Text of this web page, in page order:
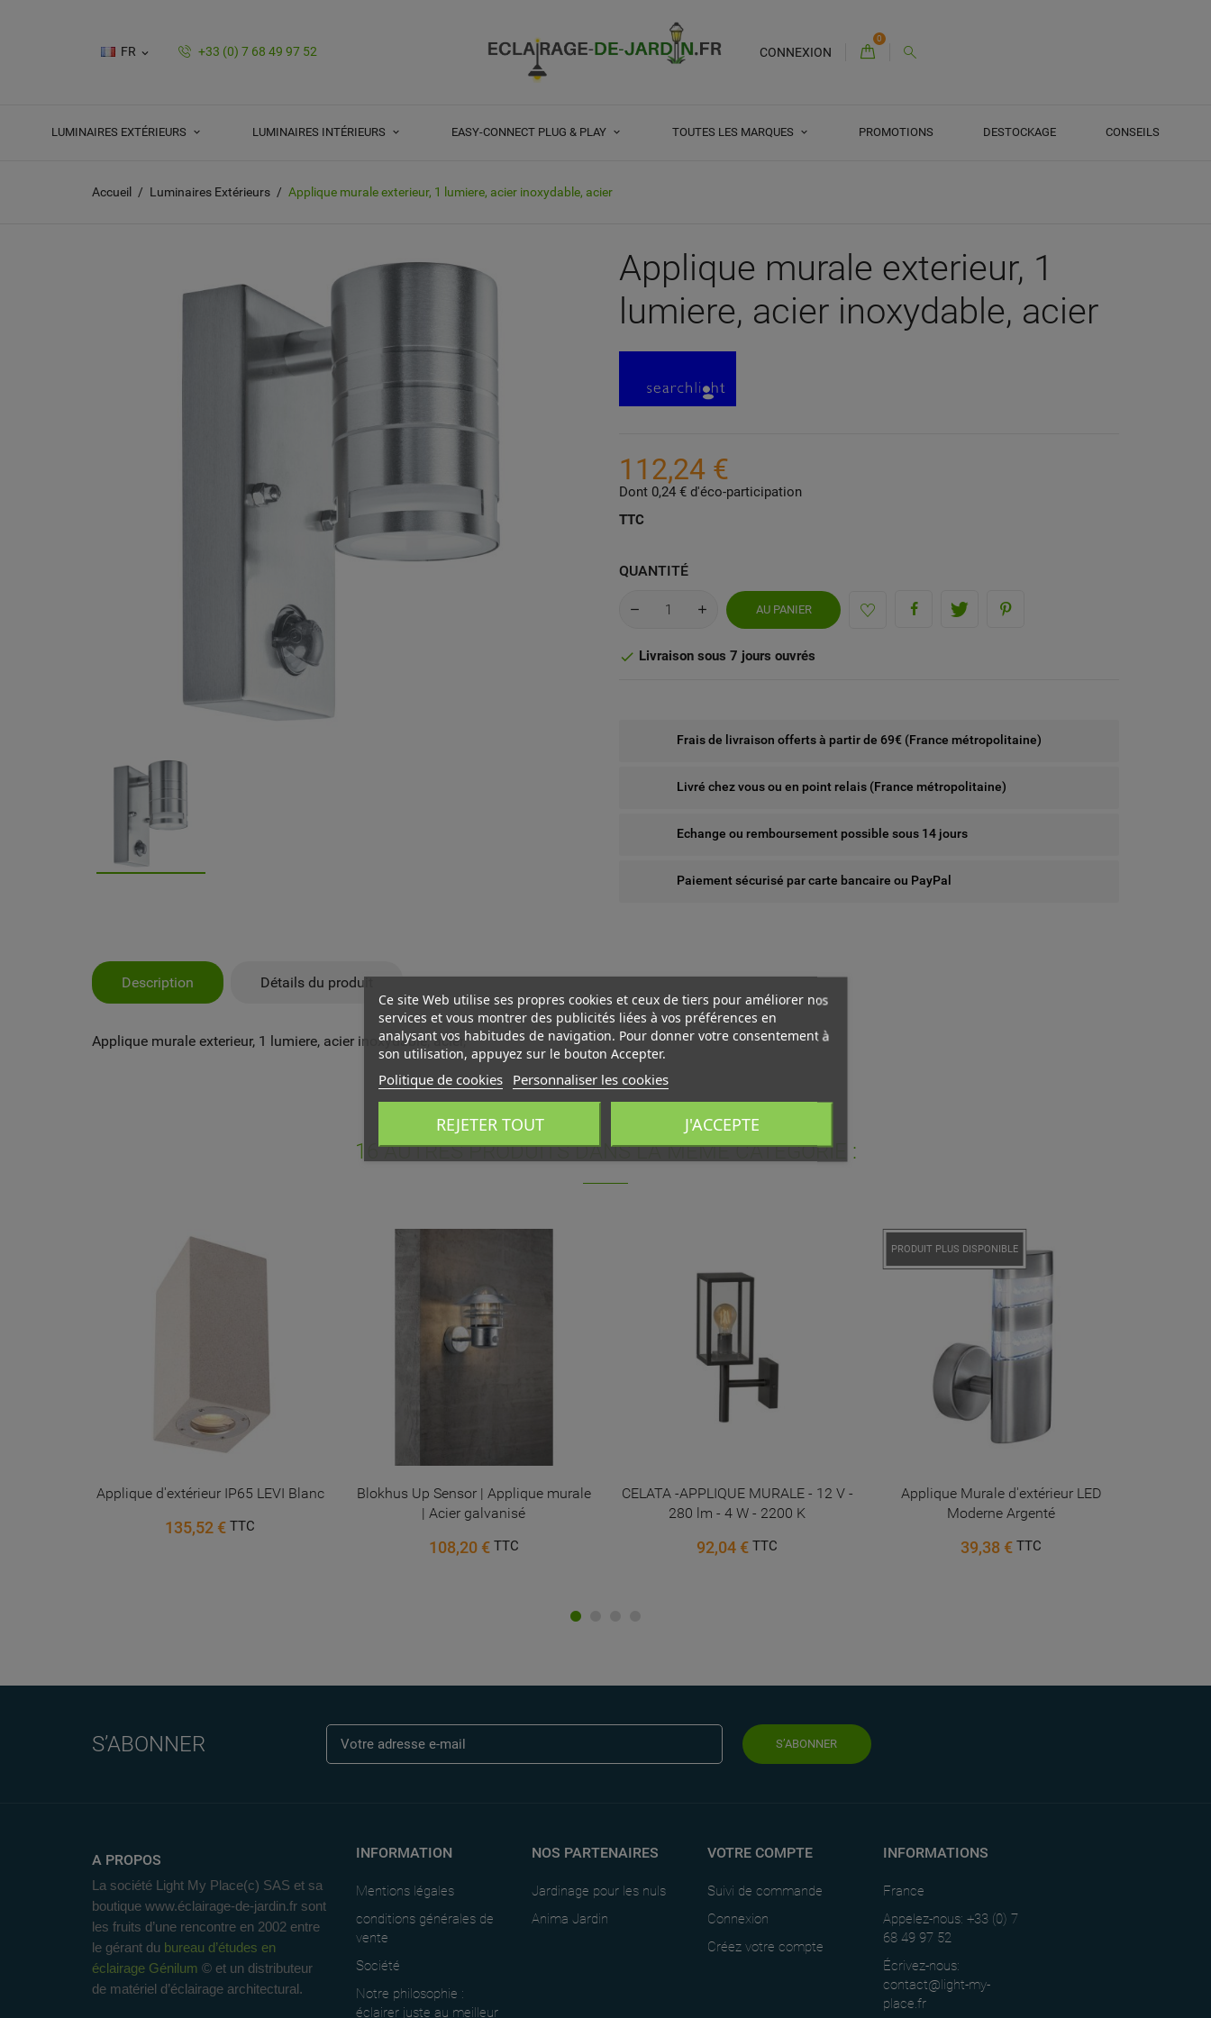
FR  +33 (0) 7 68 49 97 52 CONNEXION
0
LUMINAIRES EXTÉRIEURS LUMINAIRES INTÉRIEURS EASY-CONNECT PLUG & PLAY TOUTES LES MARQUES PROMOTIONS DESTOCKAGE CONSEILS
Accueil Luminaires Extérieurs Applique murale exterieur, 1 lumiere, acier inoxydable, acier
Applique murale exterieur, 1
lumiere, acier inoxydable, acier
112,24 €
Dont 0,24 € d'éco-participation
TTC
QUANTITÉ
AU PANIER
 Livraison sous 7 jours ouvrés
Frais de livraison offerts à partir de 69€ (France métropolitaine)
Livré chez vous ou en point relais (France métropolitaine)
Echange ou remboursement possible sous 14 jours
Paiement sécurisé par carte bancaire ou PayPal
Description Détails du produit
Applique murale exterieur, 1 lumiere, acier inoxydable, acier,
16 AUTRES PRODUITS DANS LA MÊME CATÉGORIE :
Applique d'extérieur IP65 LEVI Blanc
135,52 €TTC
Blokhus Up Sensor | Applique murale
| Acier galvanisé
108,20 € TTC
CELATA -APPLIQUE MURALE - 12 V -
280 lm - 4 W - 2200 K
92,04 €TTC
PRODUIT PLUS DISPONIBLE
Applique Murale d'extérieur LED
Moderne Argenté
39,38 € TTC
S’ABONNER S’ABONNER
A PROPOS
La société Light My Place(c) SAS et sa
boutique www.éclairage-de-jardin.fr sont
les fruits d’une rencontre en 2002 entre
le gérant du bureau d’études en
éclairage Génilum © et un distributeur
de matériel d’éclairage architectural.
INFORMATION
Mentions légales
conditions générales de
vente
Société
Notre philosophie :
éclairer juste au meilleur
NOS PARTENAIRES
Jardinage pour les nuls
Anima Jardin
VOTRE COMPTE
Suivi de commande
Connexion
Créez votre compte
INFORMATIONS
France
Appelez-nous: +33 (0) 7
68 49 97 52
Écrivez-nous:
contact@light-my-
place.fr
MY WISHLISTS
add_circle_outlineCreate new list
CRÉER UNE LISTE D'ENVIES
NOM DE LA LISTE D'ENVIES
CONNEXION
Vous devez être connecté pour ajouter des produits à votre liste
Ce site Web utilise ses propres cookies et ceux de tiers pour améliorer nos
services et vous montrer des publicités liées à vos préférences en
analysant vos habitudes de navigation. Pour donner votre consentement à
son utilisation, appuyez sur le bouton Accepter.
Politique de cookies Personnaliser les cookies
REJETER TOUT J'ACCEPTE